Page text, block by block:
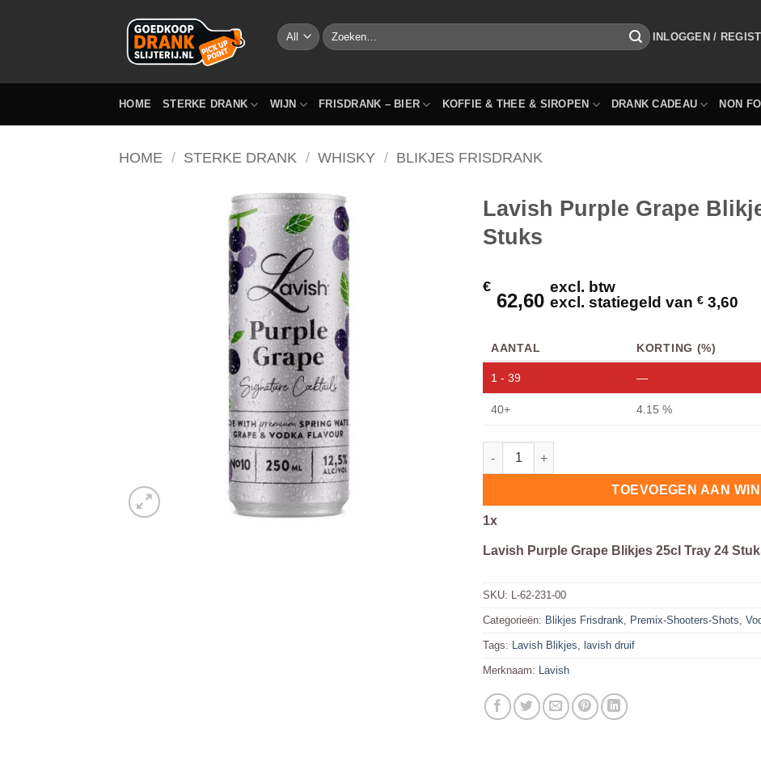
Zoeken
naar:
INLOGGEN /
HOME STERKE DRANK WIJN FRISDRANK – BIER KOFFIE & THEE & SIROPEN DRANK CADEAU NON
HOME / STERKE DRANK / WHISKY / BLIKJES FRISDRANK
Lavish Purple Grape
Stuks
€
62,60
excl. btw
excl. statiegeld van € 3,60
AANTAL KORTING (%)
1 - 39 —
40+ 4.15 %
Lavish Purple Grape Blikjes 25cl Tray 24 Stuks
TOEVOEGEN AAN
1x
Lavish Purple Grape Blikjes 25cl Tray 24
SKU: L-62-231-00
Categorieën: Blikjes Frisdrank Premix-Shooters-Shots
Tags: Lavish Blikjes lavish druif
Merknaam: Lavish